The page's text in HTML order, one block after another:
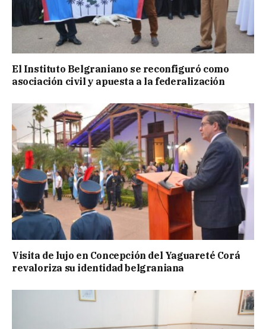
El Instituto Belgraniano se reconfiguró como
asociación civil y apuesta a la federalización
Visita de lujo en Concepción del Yaguareté Corá
revaloriza su identidad belgraniana